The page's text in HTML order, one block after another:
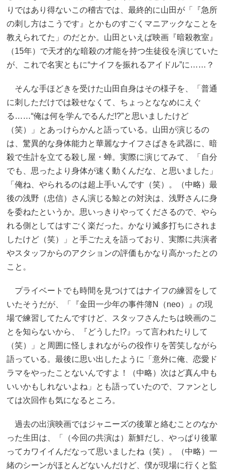
りではあり得ないこの稽古では、最終的に山田が「『急所
の刺し方はこうです』とかものすごくマニアックなことを
教えられてた」のだとか。山田といえば映画『暗殺教室』
（15年）で天才的な暗殺の才能を持つ生徒役を演じていた
が、これで名実ともに“ナイフを振れるアイドル”に……？
そんな手ほどきを受けた山田自身はその様子を、「普通
に刺しただけでは殺せなくて、ちょっとななめにえぐ
る……“俺は何を学んでるんだ!?”と思いましたけど
（笑）」とあっけらかんと語っている。山田が演じるの
は、驚異的な身体能力と華麗なナイフさばきを武器に、暗
殺で生計を立てる殺し屋・蝉。実際に演じてみて、「自分
でも、思ったより身体が速く動くんだな、と思いました」
「俺ね、やられるのは超上手いんです（笑）。（中略）最
後の浅野（忠信）さん演じる鯨との対決は、浅野さんに身
を委ねたというか。思いっきりやってくださるので、やら
れる側としてはすごく楽だった。かなり滅多打ちにされま
したけど（笑）」と手ごたえを語っており、実際に共演者
やスタッフからのアクションの評価もかなり高かったとの
こと。
プライベートでも時間を見つけてはナイフの練習をして
いたそうだが、「『金田一少年の事件簿N（neo）』の現
場で練習してたんですけど、スタッフさんたちは映画のこ
とを知らないから、『どうした!?』って言われたりして
（笑）」と周囲に怪しまれながらの役作りを苦笑しながら
語っている。最後に思い出したように「意外に俺、恋愛ド
ラマをやったことないんですよ！（中略）次はど真ん中も
いいかもしれないよね」とも語っていたので、ファンとし
ては次回作も気になるところ。
過去の出演映画ではジャニーズの後輩と絡むことのなか
った生田は、「（今回の共演は）新鮮だし、やっぱり後輩
ってカワイイんだなって思いましたね（笑）。（中略）一
緒のシーンがほとんどないんだけど、僕が現場に行くと監